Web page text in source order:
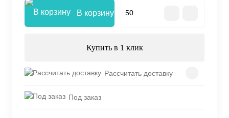
В корзину
Купить в 1 клик
Рассчитать доставку
Под заказ